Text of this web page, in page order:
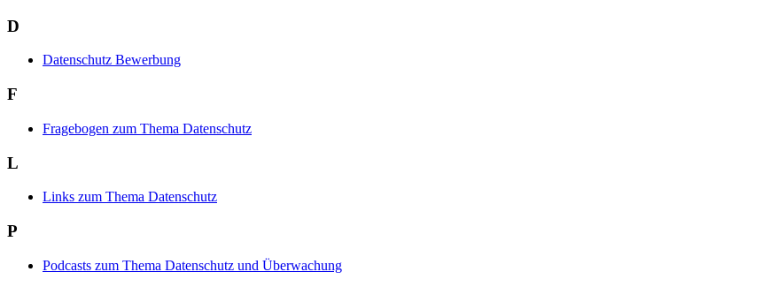
D
Datenschutz Bewerbung
F
Fragebogen zum Thema Datenschutz
L
Links zum Thema Datenschutz
P
Podcasts zum Thema Datenschutz und Überwachung